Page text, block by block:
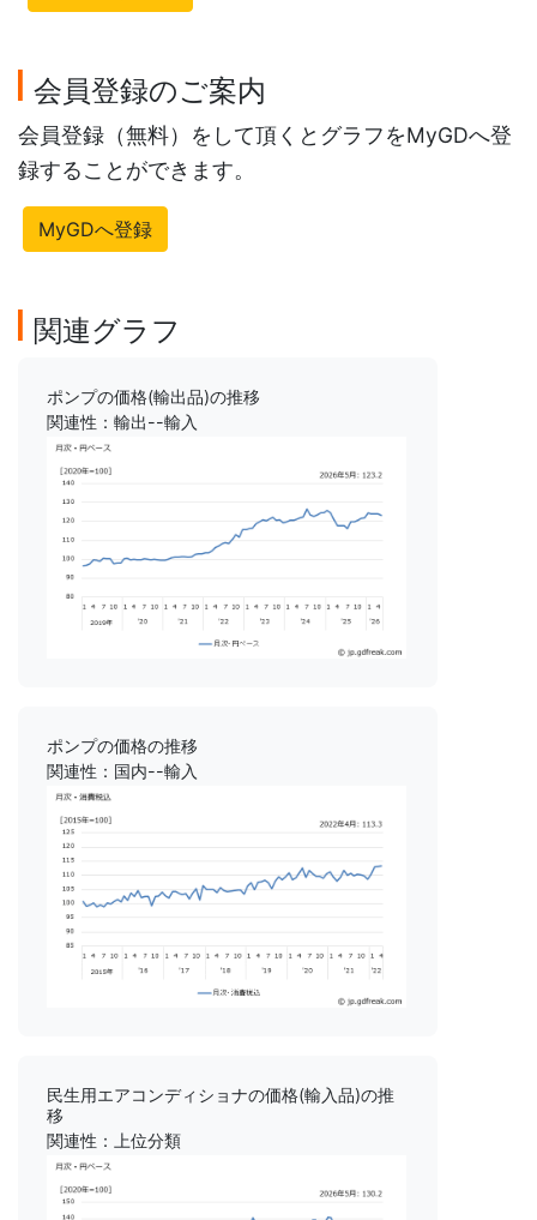
会員登録のご案内
会員登録（無料）をして頂くとグラフをMyGDへ登
録することができます。
MyGDへ登録
関連グラフ
ポンプの価格(輸出品)の推移
関連性：輸出--輸入
ポンプの価格の推移
関連性：国内--輸入
民生用エアコンディショナの価格(輸入品)の推
移
関連性：上位分類